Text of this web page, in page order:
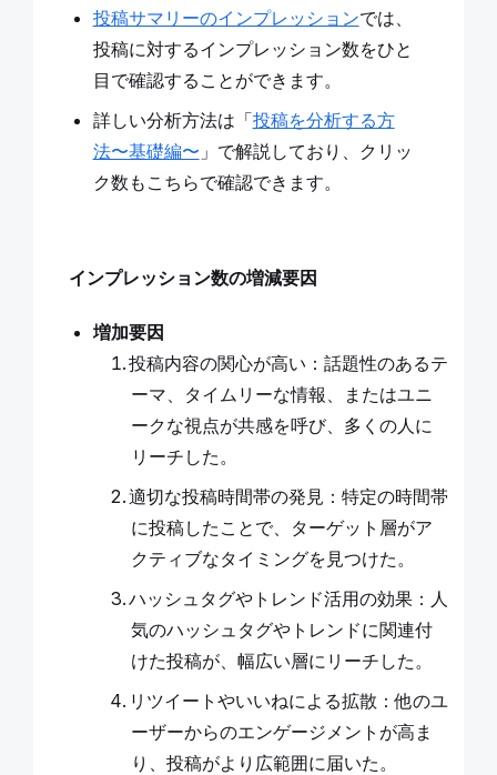
投稿サマリーのインプレッションでは、
投稿に対するインプレッション数をひと
目で確認することができます。
詳しい分析方法は「投稿を分析する方
法〜基礎編〜 」で解説しており、クリッ
ク数もこちらで確認できます。
インプレッション数の増減要因
増加要因
投稿内容の関心が高い：話題性のあるテ
ーマ、タイムリーな情報、またはユニ
ークな視点が共感を呼び、多くの人に
リーチした。
適切な投稿時間帯の発見：特定の時間帯
に投稿したことで、ターゲット層がア
クティブなタイミングを見つけた。
ハッシュタグやトレンド活用の効果：人
気のハッシュタグやトレンドに関連付
けた投稿が、幅広い層にリーチした。
リツイートやいいねによる拡散：他のユ
ーザーからのエンゲージメントが高ま
り、投稿がより広範囲に届いた。